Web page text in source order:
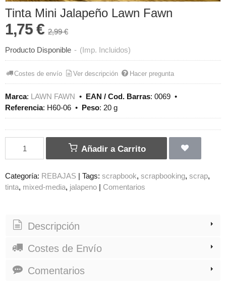
Tinta Mini Jalapeño Lawn Fawn
1,75 € 2,99 €
Producto Disponible - (Imp. Incluidos)
Costes de envío Ver descripción Hacer pregunta
Marca: LAWN FAWN • EAN / Cod. Barras: 0069 •
Referencia: H60-06 • Peso: 20 g
Añadir a Carrito
Categoría: REBAJAS | Tags: scrapbook scrapbooking scrap
tinta mixed-media jalapeno | Comentarios
Descripción
Costes de Envío
Comentarios